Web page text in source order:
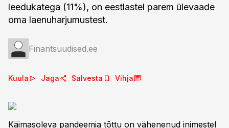
leedukatega (11%), on eestlastel parem ülevaade
oma laenuharjumustest.
Finantsuudised.ee
Kuula Jaga Salvesta Vihja
Käimasoleva pandeemia tõttu on vähenenud inimestel